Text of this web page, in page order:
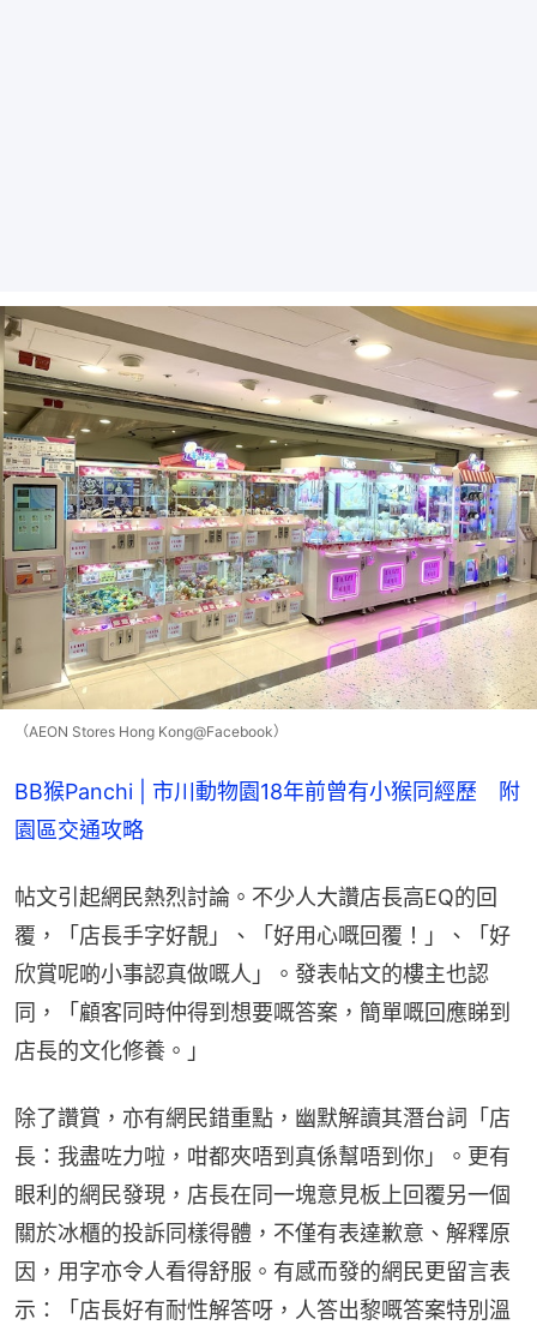
（AEON Stores Hong Kong@Facebook）
BB猴Panchi | 市川動物園18年前曾有小猴同經歷　附
園區交通攻略
帖文引起網民熱烈討論。不少人大讚店長高EQ的回
覆，「店長手字好靚」、「好用心嘅回覆！」、「好
欣賞呢啲小事認真做嘅人」。發表帖文的樓主也認
同，「顧客同時仲得到想要嘅答案，簡單嘅回應睇到
店長的文化修養。」
除了讚賞，亦有網民錯重點，幽默解讀其潛台詞「店
長：我盡咗力啦，咁都夾唔到真係幫唔到你」。更有
眼利的網民發現，店長在同一塊意見板上回覆另一個
關於冰櫃的投訴同樣得體，不僅有表達歉意、解釋原
因，用字亦令人看得舒服。有感而發的網民更留言表
示：「店長好有耐性解答呀，人答出黎嘅答案特別溫